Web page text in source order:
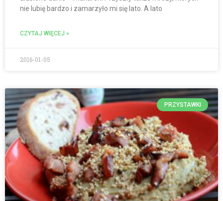
nie lubię bardzo i zamarzyło mi się lato. A lato
CZYTAJ WIĘCEJ »
2016-01-05
PRZYSTAWKI